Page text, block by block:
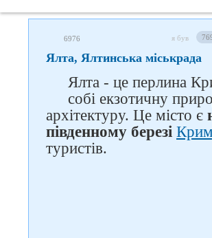
6976 я був
Ялта, Ялтинська міськрада
Ялта - це перлина
собі екзотичну
архітектуру. Це місто є
південному березі
туристів.